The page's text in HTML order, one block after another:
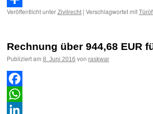
Teilen
Veröffentlicht unter Zivilrecht | Verschlagwortet mit
Rechnung über 944,68 EUR
Publiziert am 8. Juni 2016 von raskwar
Facebook
WhatsApp